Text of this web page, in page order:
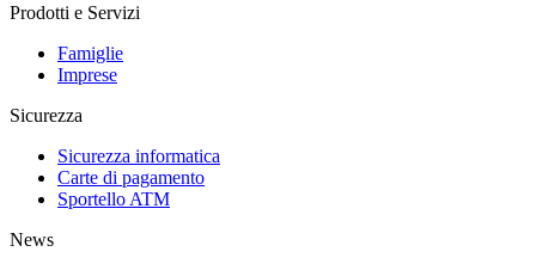
Prodotti e Servizi
Famiglie
Imprese
Sicurezza
Sicurezza informatica
Carte di pagamento
Sportello ATM
News